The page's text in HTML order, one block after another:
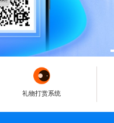
礼物打赏系统